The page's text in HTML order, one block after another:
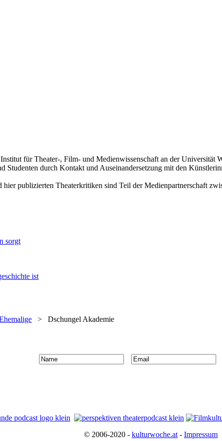
für Theater-, Film- und Medienwissenschaft an der
Studenten durch Kontakt und Auseinandersetzung mit den
publizierten Theaterkritiken sind Teil der Medienpartnerschaft
sorgt
ist
> Dschungel Akademie
© 2006-2020 - kulturwoche.at - Impressum